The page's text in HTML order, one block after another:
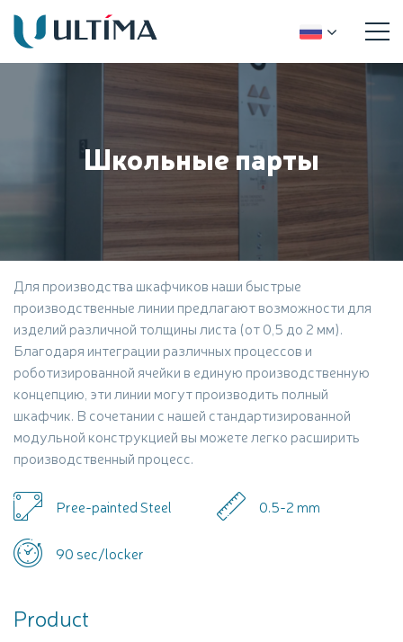
Школьные парты
Для производства шкафчиков наши быстрые
производственные линии предлагают возможности для
изделий различной толщины листа (от 0,5 до 2 мм).
Благодаря интеграции различных процессов и
роботизированной ячейки в единую производственную
концепцию, эти линии могут производить полный
шкафчик. В сочетании с нашей стандартизированной
модульной конструкцией вы можете легко расширить
производственный процесс.
Pree-painted Steel 0.5-2 mm
90 sec/locker
Product